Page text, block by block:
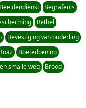
Beeldendienst
Begrafenis
Bethel
Bevestiging van ouderling
Boaz
Boetedoening
smalle weg
Brood